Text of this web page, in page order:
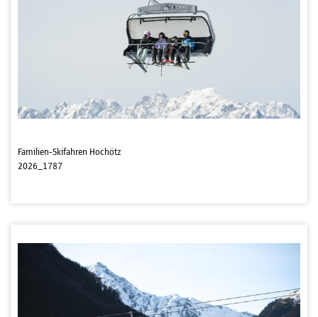
Familien-Skifahren Hochötz
2026_1787